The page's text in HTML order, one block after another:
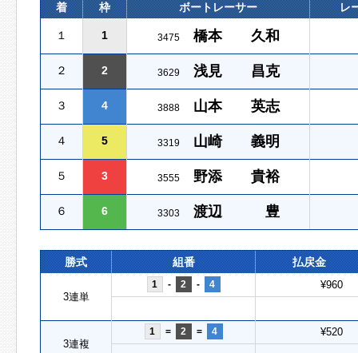
着 枠 ボートレーサー レ
１ 1 3475 橋本 久和
２ 2 3629 浅見 昌克
３ 4 3888 山本 英志
４ 5 3319 山崎 義明
５ 3 3555 野添 貴裕
６ 6 3303 渡辺 豊
勝式 組番 払戻金
3連単
1 - 2 - 4 ¥960
3連複
1 = 2 = 4 ¥520